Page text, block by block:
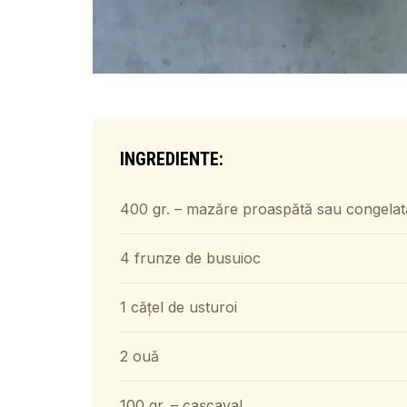
INGREDIENTE:
400 gr. – mazăre proaspătă sau
4 frunze de busuioc
1 cățel de usturoi
2 ouă